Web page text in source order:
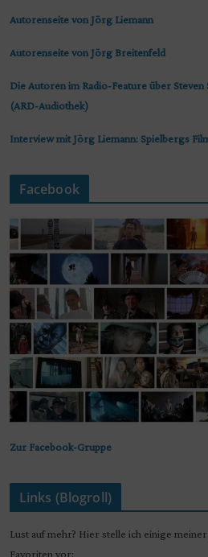
Autorenseite von Jörg Liemann
Autorenseite von Jörg Breitenfeld
Die Autoren im Radio-Feature über Steven
(ARD-Audiothek)
Interview mit Jörg Liemann: Spielbergs
Facebook
Zur Facebook-Gruppe
Links (Blogroll)
Lust auf mehr? Hier stelle ich einige
Favoriten vor: